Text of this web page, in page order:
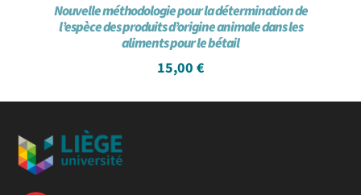
Nouvelle méthodologie pour la détermination de
l’espèce des produits d’origine animale dans les
aliments pour le bétail
15,00 €